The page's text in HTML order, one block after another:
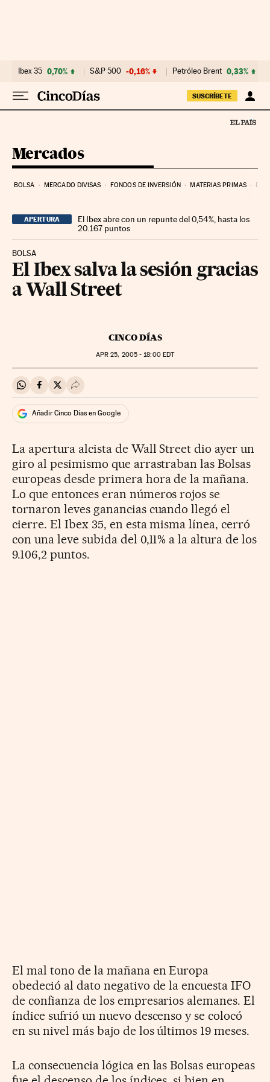
Ibex 35 0,70% S&P 500 -0,16% Petróleo Brent 0,33%
SUSCRÍBETE
Mercados
BOLSA MERCADO DIVISAS FONDOS DE INVERSIÓN MATERIAS PRIMAS
APERTURA
El Ibex abre con un repunte del 0,54%, hasta los
20.167 puntos
BOLSA
El Ibex salva la sesión gracias
a Wall Street
CINCO DÍAS
APR 25, 2005 - 18:00EDT
Compartir en Whatsapp
Compartir en Facebook
Compartir en Twitter
Desplegar Redes Sociales
Añadir Cinco Días en Google
La apertura alcista de Wall Street dio ayer un
giro al pesimismo que arrastraban las Bolsas
europeas desde primera hora de la mañana.
Lo que entonces eran números rojos se
tornaron leves ganancias cuando llegó el
cierre. El Ibex 35, en esta misma línea, cerró
con una leve subida del 0,11% a la altura de los
9.106,2 puntos.
El mal tono de la mañana en Europa
obedeció al dato negativo de la encuesta IFO
de confianza de los empresarios alemanes. El
índice sufrió un nuevo descenso y se colocó
en su nivel más bajo de los últimos 19 meses.
La consecuencia lógica en las Bolsas europeas